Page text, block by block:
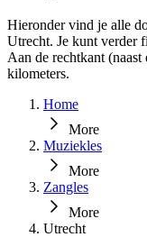
Hieronder vind je alle
Utrecht. Je kunt verder
Aan de rechtkant
kilometers.
Home
More
Muziekles
More
Zangles
More
Utrecht